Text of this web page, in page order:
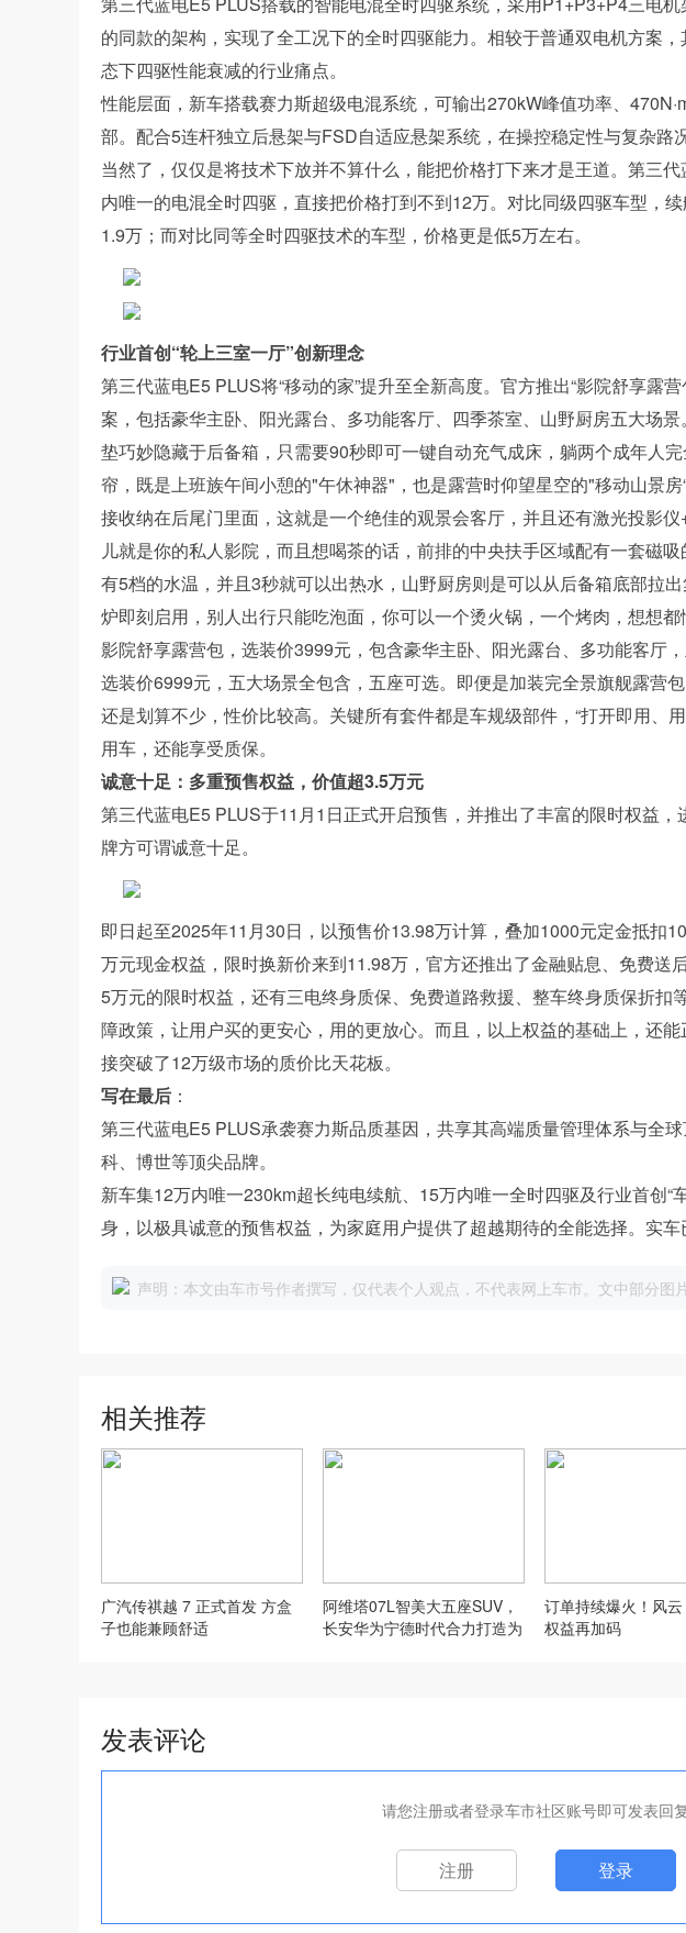
的同款的架构，实现了全工况下的全时四驱能力。相较于普通双电机方案
态下四驱性能衰减的行业痛点。
性能层面，新车搭载赛力斯超级电混系统，可输出270kW峰值功率、
部。配合5连杆独立后悬架与FSD自适应悬架系统，在操控稳定性与复杂路
当然了，仅仅是将技术下放并不算什么，能把价格打下来才是王道。第三
内唯一的电混全时四驱，直接把价格打到不到12万。对比同级四驱车型，
1.9万；而对比同等全时四驱技术的车型，价格更是低5万左右。
行业首创“轮上三室一厅”创新理念
第三代蓝电E5 PLUS将“移动的家”提升至全新高度。官方推出“影院舒享露
案，包括豪华主卧、阳光露台、多功能客厅、四季茶室、山野厨房五大场
垫巧妙隐藏于后备箱，只需要90秒即可一键自动充气成床，躺两个成年人
帘，既是上班族午间小憩的"午休神器"，也是露营时仰望星空的"移动山景
接收纳在后尾门里面，这就是一个绝佳的观景会客厅，并且还有激光投影
儿就是你的私人影院，而且想喝茶的话，前排的中央扶手区域配有一套磁
有5档的水温，并且3秒就可以出热水，山野厨房则是可以从后备箱底部拉
炉即刻启用，别人出行只能吃泡面，你可以一个烫火锅，一个烤肉，想想都
影院舒享露营包，选装价3999元，包含豪华主卧、阳光露台、多功能客厅
选装价6999元，五大场景全包含，五座可选。即便是加装完全景旗舰露营
还是划算不少，性价比较高。关键所有套件都是车规级部件，“打开即用、
用车，还能享受质保。
诚意十足：多重预售权益，价值超3.5万元
第三代蓝电E5 PLUS于11月1日正式开启预售，并推出了丰富的限时权益
牌方可谓诚意十足。
即日起至2025年11月30日，以预售价13.98万计算，叠加1000元定金抵扣
万元现金权益，限时换新价来到11.98万，官方还推出了金融贴息、免费送
5万元的限时权益，还有三电终身质保、免费道路救援、整车终身质保折扣
障政策，让用户买的更安心，用的更放心。而且，以上权益的基础上，还
接突破了12万级市场的质价比天花板。
写在最后 ：
第三代蓝电E5 PLUS承袭赛力斯品质基因，共享其高端质量管理体系与全
科、博世等顶尖品牌。
新车集12万内唯一230km超长纯电续航、15万内唯一全时四驱及行业首创“
身，以极具诚意的预售权益，为家庭用户提供了超越期待的全能选择。实车
声明：本文由车市号作者撰写，仅代表个人观点，不代表网上车市。文中部分图
相关推荐
广汽传祺越 7 正式首发 方盒
子也能兼顾舒适
阿维塔07L智美大五座SUV，
长安华为宁德时代合力打造为
订单持续爆火！风
权益再加码
发表评论
请您注册或者登录车市社区账号即可发表回复
注册 登录